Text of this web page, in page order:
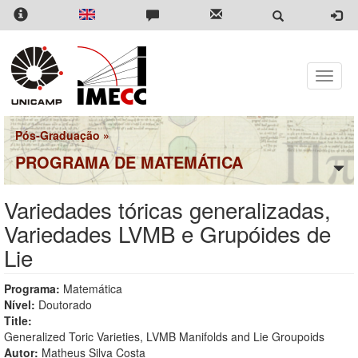
Pular
para
conteúdo
principal
Toggle
Pós-Graduação »
PROGRAMA DE MATEMÁTICA
Variedades tóricas generalizadas,
Variedades LVMB e Grupóides de
Lie
Programa: Matemática
Nível: Doutorado
Title:
Generalized Toric Varieties, LVMB Manifolds and Lie Groupoids
Autor: Matheus Silva Costa